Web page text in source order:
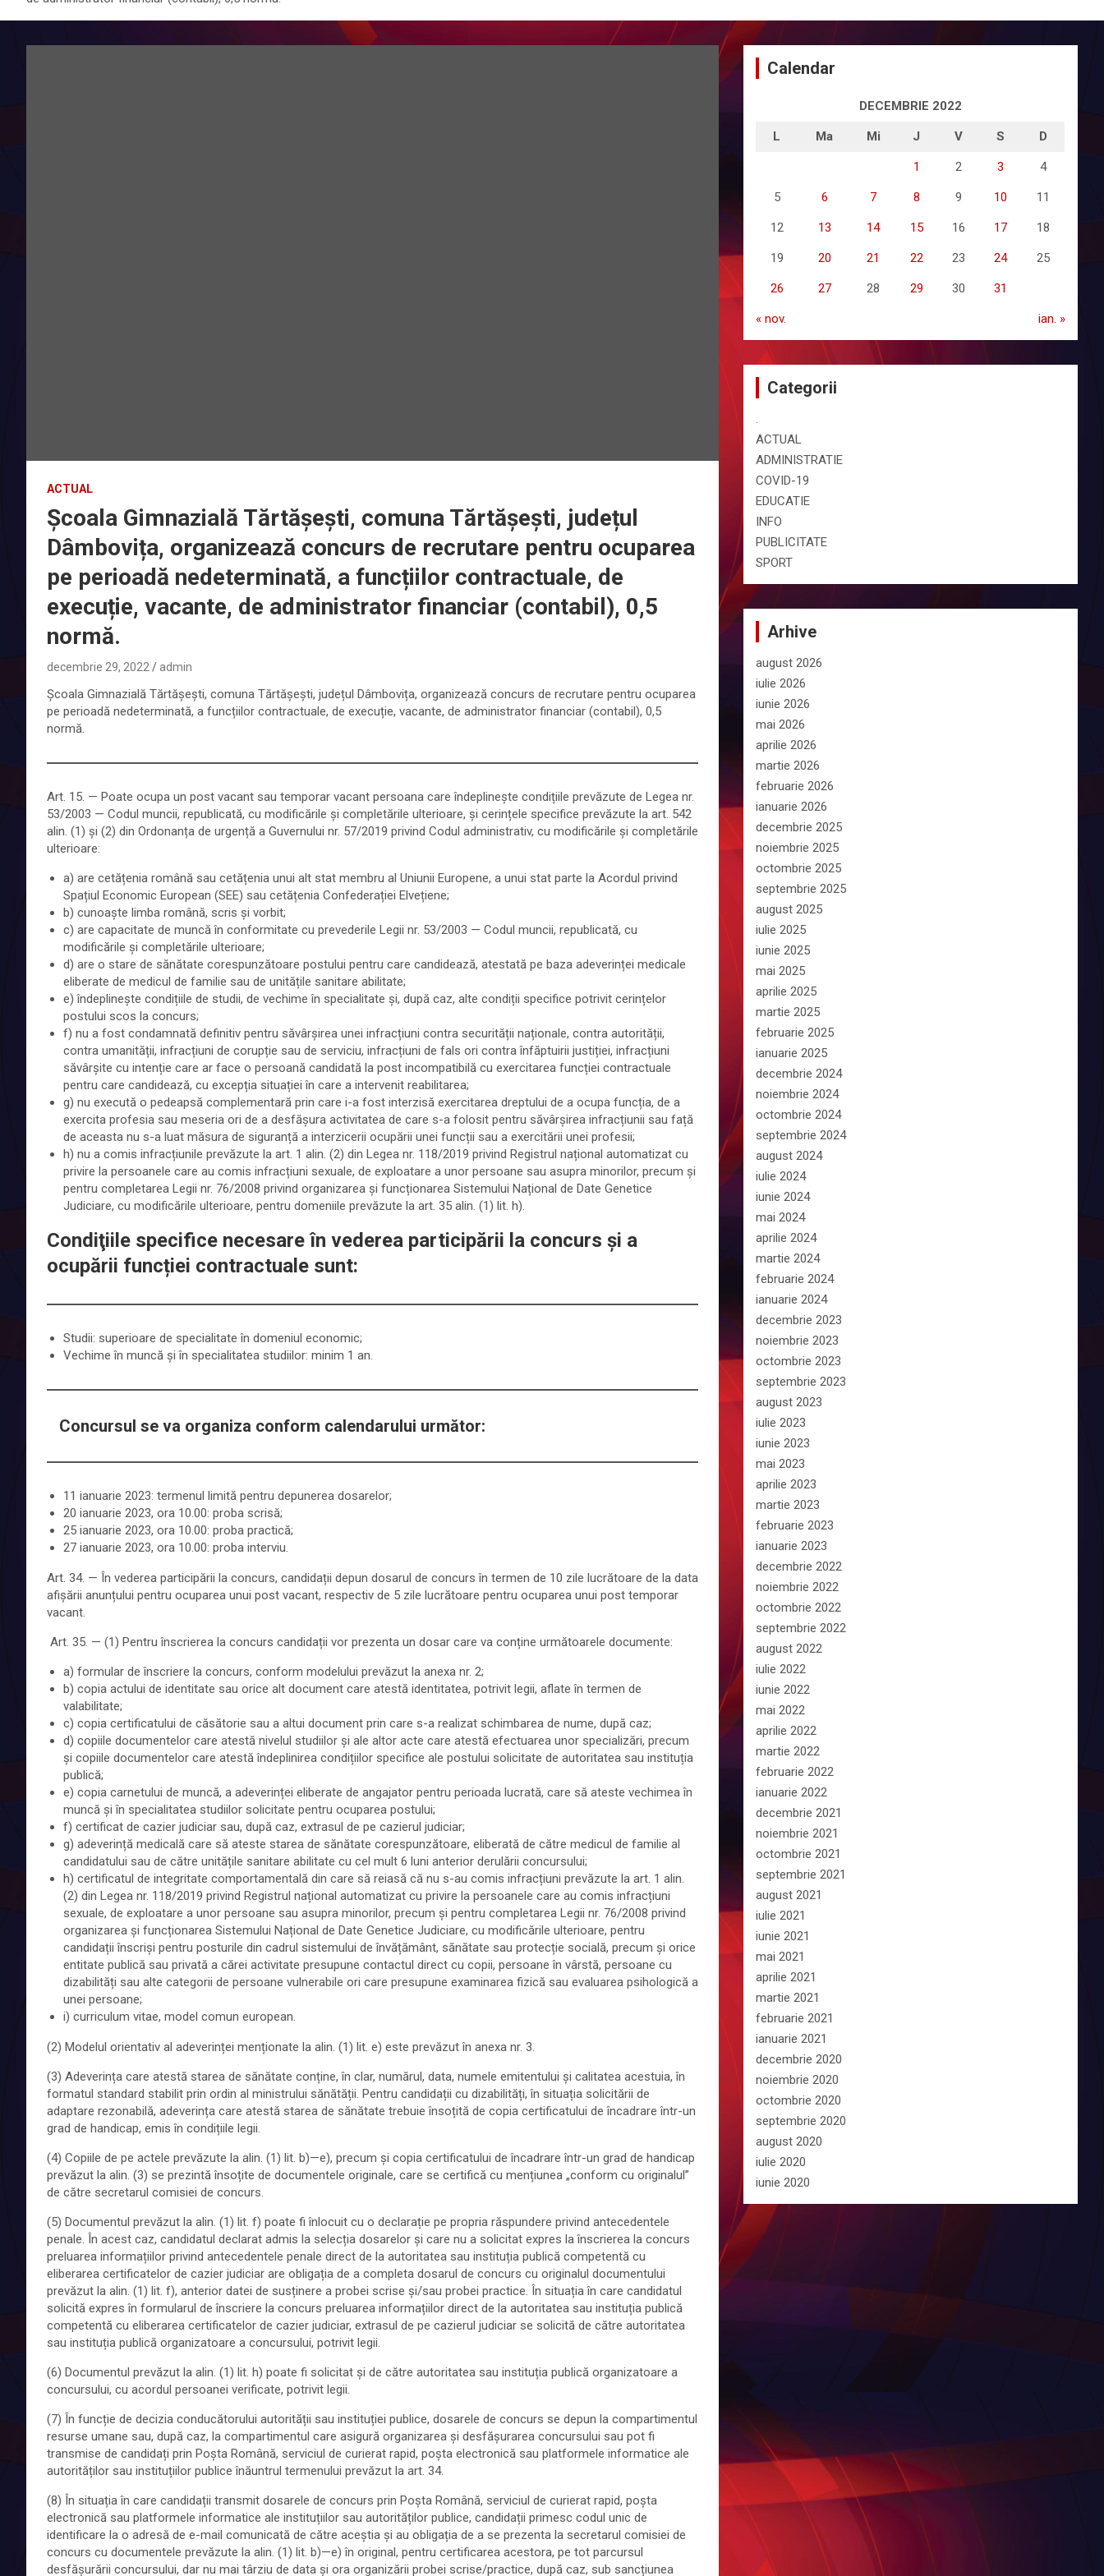
ACTUAL
Școala Gimnazială Tărtășești, comuna Tărtășești, județul
Dâmbovița, organizează concurs de recrutare pentru ocuparea
pe perioadă nedeterminată, a funcțiilor contractuale, de
execuție, vacante, de administrator financiar (contabil), 0,5
normă.
decembrie 29, 2022 admin
Școala Gimnazială Tărtășești, comuna Tărtășești, județul Dâmbovița, organizează concurs de recrutare pentru ocuparea
pe perioadă nedeterminată, a funcțiilor contractuale, de execuție, vacante, de administrator financiar (contabil), 0,5
normă.
Art. 15. — Poate ocupa un post vacant sau temporar vacant persoana care îndeplinește condițiile prevăzute de Legea nr.
53/2003 — Codul muncii, republicată, cu modificările și completările ulterioare, și cerințele specifice prevăzute la art. 542
alin. (1) și (2) din Ordonanța de urgență a Guvernului nr. 57/2019 privind Codul administrativ, cu modificările și completările
ulterioare:
a) are cetățenia română sau cetățenia unui alt stat membru al Uniunii Europene, a unui stat parte la Acordul privind
Spațiul Economic European (SEE) sau cetățenia Confederației Elvețiene;
b) cunoaște limba română, scris și vorbit;
c) are capacitate de muncă în conformitate cu prevederile Legii nr. 53/2003 — Codul muncii, republicată, cu
modificările și completările ulterioare;
d) are o stare de sănătate corespunzătoare postului pentru care candidează, atestată pe baza adeverinței medicale
eliberate de medicul de familie sau de unitățile sanitare abilitate;
e) îndeplinește condițiile de studii, de vechime în specialitate și, după caz, alte condiții specifice potrivit cerințelor
postului scos la concurs;
f) nu a fost condamnată definitiv pentru săvârșirea unei infracțiuni contra securității naționale, contra autorității,
contra umanității, infracțiuni de corupție sau de serviciu, infracțiuni de fals ori contra înfăptuirii justiției, infracțiuni
săvârșite cu intenție care ar face o persoană candidată la post incompatibilă cu exercitarea funcției contractuale
pentru care candidează, cu excepția situației în care a intervenit reabilitarea;
g) nu execută o pedeapsă complementară prin care i-a fost interzisă exercitarea dreptului de a ocupa funcția, de a
exercita profesia sau meseria ori de a desfășura activitatea de care s-a folosit pentru săvârșirea infracțiunii sau față
de aceasta nu s-a luat măsura de siguranță a interzicerii ocupării unei funcții sau a exercitării unei profesii;
h) nu a comis infracțiunile prevăzute la art. 1 alin. (2) din Legea nr. 118/2019 privind Registrul național automatizat cu
privire la persoanele care au comis infracțiuni sexuale, de exploatare a unor persoane sau asupra minorilor, precum și
pentru completarea Legii nr. 76/2008 privind organizarea și funcționarea Sistemului Național de Date Genetice
Judiciare, cu modificările ulterioare, pentru domeniile prevăzute la art. 35 alin. (1) lit. h).
Condiţiile specifice necesare în vederea participării la concurs şi a
ocupării funcției contractuale sunt:
Studii: superioare de specialitate în domeniul economic;
Vechime în muncă și în specialitatea studiilor: minim 1 an.
Concursul se va organiza conform calendarului următor:
11 ianuarie 2023: termenul limită pentru depunerea dosarelor;
20 ianuarie 2023, ora 10.00: proba scrisă;
25 ianuarie 2023, ora 10.00: proba practică;
27 ianuarie 2023, ora 10.00: proba interviu.
Art. 34. — În vederea participării la concurs, candidații depun dosarul de concurs în termen de 10 zile lucrătoare de la data
afișării anunțului pentru ocuparea unui post vacant, respectiv de 5 zile lucrătoare pentru ocuparea unui post temporar
vacant.
Art. 35. — (1) Pentru înscrierea la concurs candidații vor prezenta un dosar care va conține următoarele documente:
a) formular de înscriere la concurs, conform modelului prevăzut la anexa nr. 2;
b) copia actului de identitate sau orice alt document care atestă identitatea, potrivit legii, aflate în termen de
valabilitate;
c) copia certificatului de căsătorie sau a altui document prin care s-a realizat schimbarea de nume, după caz;
d) copiile documentelor care atestă nivelul studiilor și ale altor acte care atestă efectuarea unor specializări, precum
și copiile documentelor care atestă îndeplinirea condițiilor specifice ale postului solicitate de autoritatea sau instituția
publică;
e) copia carnetului de muncă, a adeverinței eliberate de angajator pentru perioada lucrată, care să ateste vechimea în
muncă și în specialitatea studiilor solicitate pentru ocuparea postului;
f) certificat de cazier judiciar sau, după caz, extrasul de pe cazierul judiciar;
g) adeverință medicală care să ateste starea de sănătate corespunzătoare, eliberată de către medicul de familie al
candidatului sau de către unitățile sanitare abilitate cu cel mult 6 luni anterior derulării concursului;
h) certificatul de integritate comportamentală din care să reiasă că nu s-au comis infracțiuni prevăzute la art. 1 alin.
(2) din Legea nr. 118/2019 privind Registrul național automatizat cu privire la persoanele care au comis infracțiuni
sexuale, de exploatare a unor persoane sau asupra minorilor, precum și pentru completarea Legii nr. 76/2008 privind
organizarea și funcționarea Sistemului Național de Date Genetice Judiciare, cu modificările ulterioare, pentru
candidații înscriși pentru posturile din cadrul sistemului de învățământ, sănătate sau protecție socială, precum și orice
entitate publică sau privată a cărei activitate presupune contactul direct cu copii, persoane în vârstă, persoane cu
dizabilități sau alte categorii de persoane vulnerabile ori care presupune examinarea fizică sau evaluarea psihologică a
unei persoane;
i) curriculum vitae, model comun european.
(2) Modelul orientativ al adeverinței menționate la alin. (1) lit. e) este prevăzut în anexa nr. 3.
(3) Adeverința care atestă starea de sănătate conține, în clar, numărul, data, numele emitentului și calitatea acestuia, în
formatul standard stabilit prin ordin al ministrului sănătății. Pentru candidații cu dizabilități, în situația solicitării de
adaptare rezonabilă, adeverința care atestă starea de sănătate trebuie însoțită de copia certificatului de încadrare într-un
grad de handicap, emis în condițiile legii.
(4) Copiile de pe actele prevăzute la alin. (1) lit. b)—e), precum și copia certificatului de încadrare într-un grad de handicap
prevăzut la alin. (3) se prezintă însoțite de documentele originale, care se certifică cu mențiunea „conform cu originalul”
de către secretarul comisiei de concurs.
(5) Documentul prevăzut la alin. (1) lit. f) poate fi înlocuit cu o declarație pe propria răspundere privind antecedentele
penale. În acest caz, candidatul declarat admis la selecția dosarelor și care nu a solicitat expres la înscrierea la concurs
preluarea informațiilor privind antecedentele penale direct de la autoritatea sau instituția publică competentă cu
eliberarea certificatelor de cazier judiciar are obligația de a completa dosarul de concurs cu originalul documentului
prevăzut la alin. (1) lit. f), anterior datei de susținere a probei scrise și/sau probei practice. În situația în care candidatul
solicită expres în formularul de înscriere la concurs preluarea informațiilor direct de la autoritatea sau instituția publică
competentă cu eliberarea certificatelor de cazier judiciar, extrasul de pe cazierul judiciar se solicită de către autoritatea
sau instituția publică organizatoare a concursului, potrivit legii.
(6) Documentul prevăzut la alin. (1) lit. h) poate fi solicitat și de către autoritatea sau instituția publică organizatoare a
concursului, cu acordul persoanei verificate, potrivit legii.
(7) În funcție de decizia conducătorului autorității sau instituției publice, dosarele de concurs se depun la compartimentul
resurse umane sau, după caz, la compartimentul care asigură organizarea și desfășurarea concursului sau pot fi
transmise de candidați prin Poșta Română, serviciul de curierat rapid, poșta electronică sau platformele informatice ale
autorităților sau instituțiilor publice înăuntrul termenului prevăzut la art. 34.
(8) În situația în care candidații transmit dosarele de concurs prin Poșta Română, serviciul de curierat rapid, poșta
electronică sau platformele informatice ale instituțiilor sau autorităților publice, candidații primesc codul unic de
identificare la o adresă de e-mail comunicată de către aceștia și au obligația de a se prezenta la secretarul comisiei de
concurs cu documentele prevăzute la alin. (1) lit. b)—e) în original, pentru certificarea acestora, pe tot parcursul
desfășurării concursului, dar nu mai târziu de data și ora organizării probei scrise/practice, după caz, sub sancțiunea
Calendar
DECEMBRIE 2022
L Ma Mi J V S D
1 2 3 4
5 6 7 8 9 10 11
12 13 14 15 16 17 18
19 20 21 22 23 24 25
26 27 28 29 30 31
« nov. ian. »
Categorii
.
ACTUAL
ADMINISTRATIE
COVID-19
EDUCATIE
INFO
PUBLICITATE
SPORT
Arhive
august 2026
iulie 2026
iunie 2026
mai 2026
aprilie 2026
martie 2026
februarie 2026
ianuarie 2026
decembrie 2025
noiembrie 2025
octombrie 2025
septembrie 2025
august 2025
iulie 2025
iunie 2025
mai 2025
aprilie 2025
martie 2025
februarie 2025
ianuarie 2025
decembrie 2024
noiembrie 2024
octombrie 2024
septembrie 2024
august 2024
iulie 2024
iunie 2024
mai 2024
aprilie 2024
martie 2024
februarie 2024
ianuarie 2024
decembrie 2023
noiembrie 2023
octombrie 2023
septembrie 2023
august 2023
iulie 2023
iunie 2023
mai 2023
aprilie 2023
martie 2023
februarie 2023
ianuarie 2023
decembrie 2022
noiembrie 2022
octombrie 2022
septembrie 2022
august 2022
iulie 2022
iunie 2022
mai 2022
aprilie 2022
martie 2022
februarie 2022
ianuarie 2022
decembrie 2021
noiembrie 2021
octombrie 2021
septembrie 2021
august 2021
iulie 2021
iunie 2021
mai 2021
aprilie 2021
martie 2021
februarie 2021
ianuarie 2021
decembrie 2020
noiembrie 2020
octombrie 2020
septembrie 2020
august 2020
iulie 2020
iunie 2020